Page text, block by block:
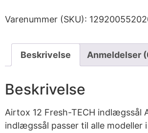
Varenummer (SKU):
Beskrivelse Anmeldelser
Beskrivelse
Airtox 12 Fresh-TECH indlægssål
indlægssål passer til alle modeller